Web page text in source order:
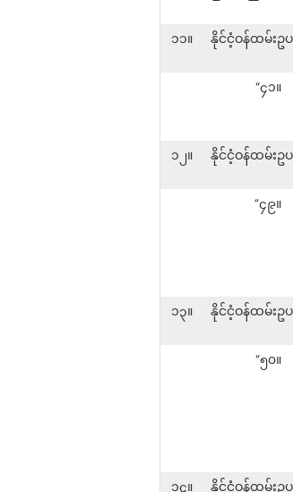
၁၁။ နိုင်ငံ့ဝန်ထမ်းဥ
“၄၁။
၁၂။ နိုင်ငံ့ဝန်ထမ်းဥ
“၄၉။
၁၃။ နိုင်ငံ့ဝန်ထမ်းဥ
“၅၀။
၁၄။
နိုင်ငံ့ဝန်ထမ်း